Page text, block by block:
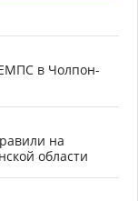
в Чолпон-
на
области